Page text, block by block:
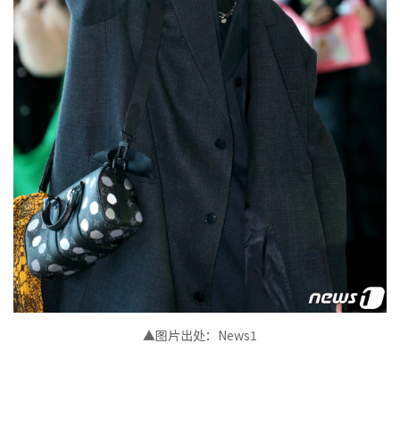
▲图片出处：News1